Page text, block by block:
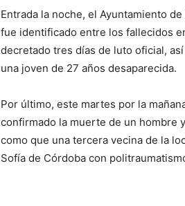
Entrada la noche, el Ayuntamiento
fue identificado entre los fallecidos
decretado tres días de luto oficial,
una joven de 27 años desaparecida.
Por último, este martes por la
confirmado la muerte de un hombre
como que una tercera vecina de la
Sofía de Córdoba con